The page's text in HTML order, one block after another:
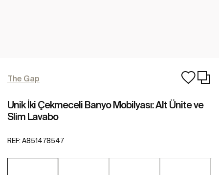
The Gap
Unik İki Çekmeceli Banyo Mobilyası: Alt Ünite ve
Slim Lavabo
REF: A851478547